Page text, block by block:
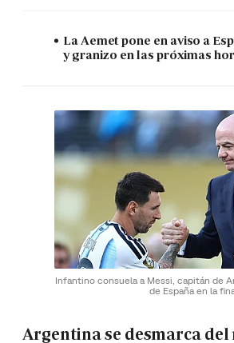
La Aemet pone en aviso a
y granizo en las próximas
Infantino consuela a Messi, capitán de
de España en la
Argentina se desmarca